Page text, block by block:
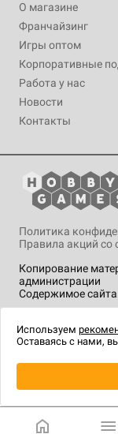
О магазине
Франчайзинг
Игры оптом
Корпоративные
Работа у нас
Новости
Контакты
Копирование
администрации
Содержимое сайта
Политика
Правила акций со
технологии.
Используем
Оставаясь с нами,